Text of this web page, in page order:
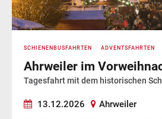
SCHIENENBUSFAHRTEN ADVENTSFAHRTEN
Ahrweiler im
Tagesfahrt mit dem historischen
13.12.2026 Ahrweiler